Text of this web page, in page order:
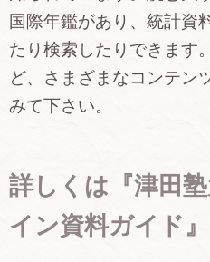
国際年鑑があり、統計資
たり検索したりできます
ど、さまざまなコンテン
みて下さい。
詳しくは『津田
イン資料ガイド』